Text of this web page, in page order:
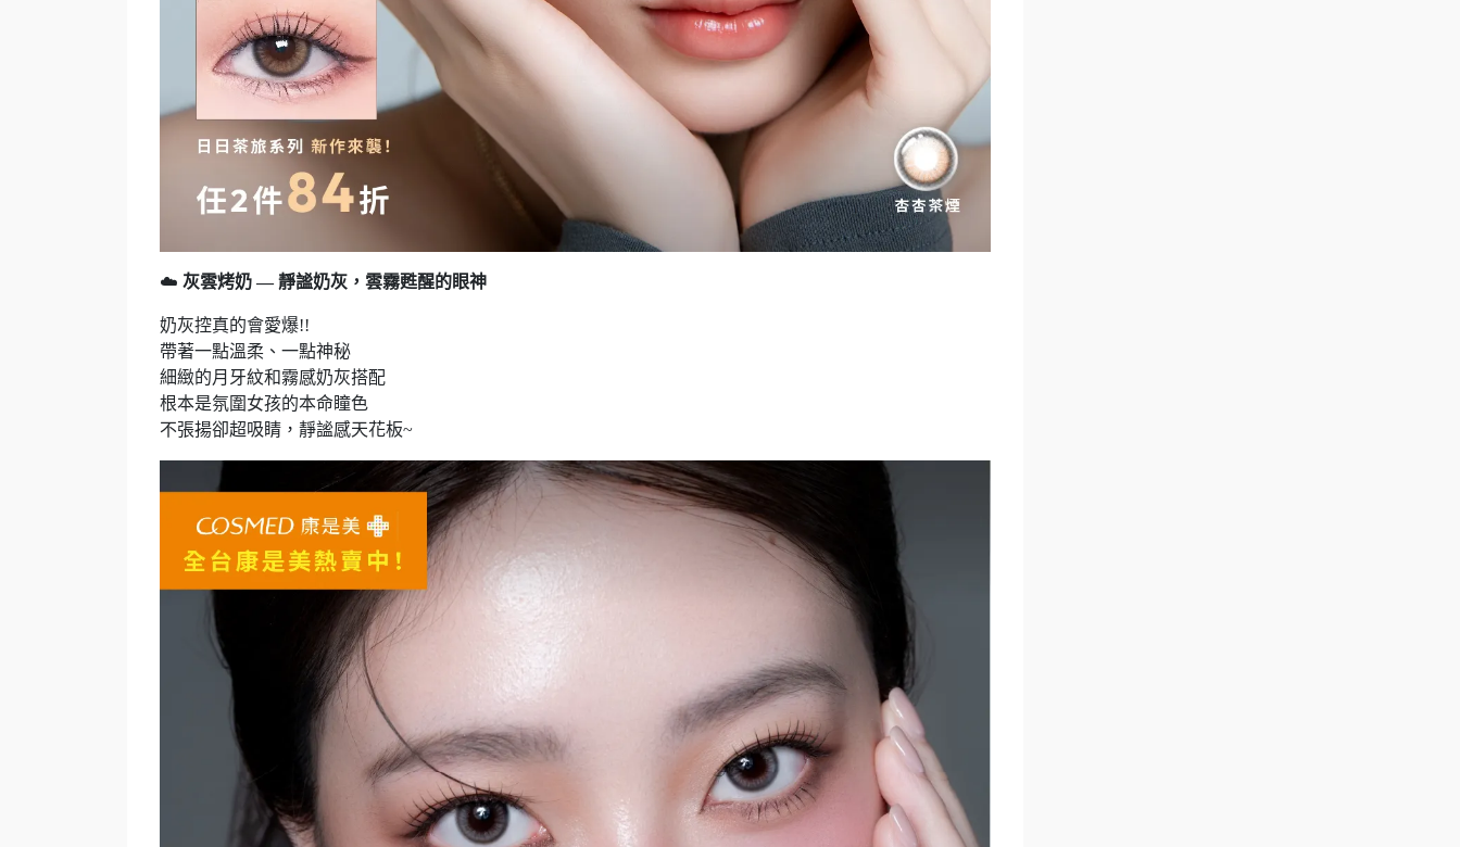
☁️ 灰雲烤奶 — 靜謐奶灰，雲霧甦醒的眼神
奶灰控真的會愛爆!!
帶著一點溫柔、一點神秘
細緻的月牙紋和霧感奶灰搭配
根本是氛圍女孩的本命瞳色
不張揚卻超吸睛，靜謐感天花板~